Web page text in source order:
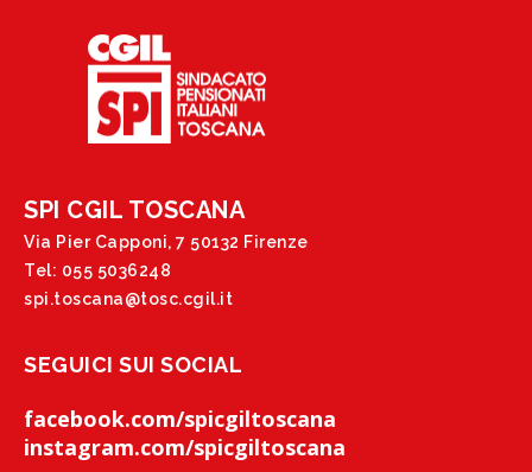
SPI CGIL TOSCANA
Via Pier Capponi, 7 50132 Firenze
Tel: 055 5036248
spi.toscana@tosc.cgil.it
SEGUICI SUI SOCIAL
facebook.com/spicgiltoscana
instagram.com/spicgiltoscana